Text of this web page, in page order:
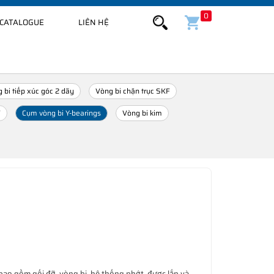
CATALOGUE LIÊN HỆ
0
bi tiếp xúc góc 2 dãy
Vòng bi chặn trục SKF
Cụm vòng bi Y-bearings Vòng bi kim